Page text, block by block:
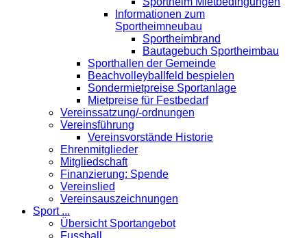
Informationen zum
Sportheimneubau
Sportheimbrand
Bautagebuch Sportheimbau
Sporthallen der Gemeinde
Beachvolleyballfeld bespielen
Sondermietpreise Sportanlage
Mietpreise für Festbedarf
Vereinssatzung/-ordnungen
Vereinsführung
Vereinsvorstände Historie
Ehrenmitglieder
Mitgliedschaft
Finanzierung: Spende
Vereinslied
Vereinsauszeichnungen
Sport ...
Übersicht Sportangebot
Fussball